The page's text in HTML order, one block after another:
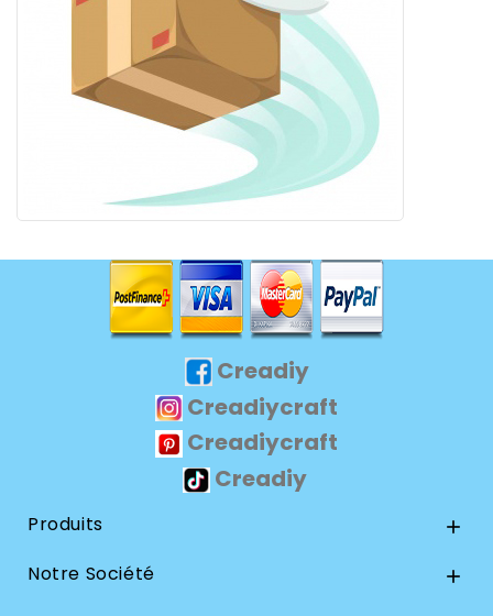
Creadiy
Creadiycraft
Creadiycraft
Creadiy
Produits 
Notre Société 